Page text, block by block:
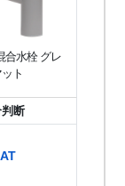
合水栓 グレ
ト
断